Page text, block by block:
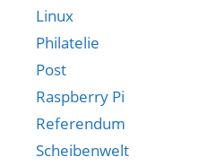
Linux
Philatelie
Post
Raspberry Pi
Referendum
Scheibenwelt